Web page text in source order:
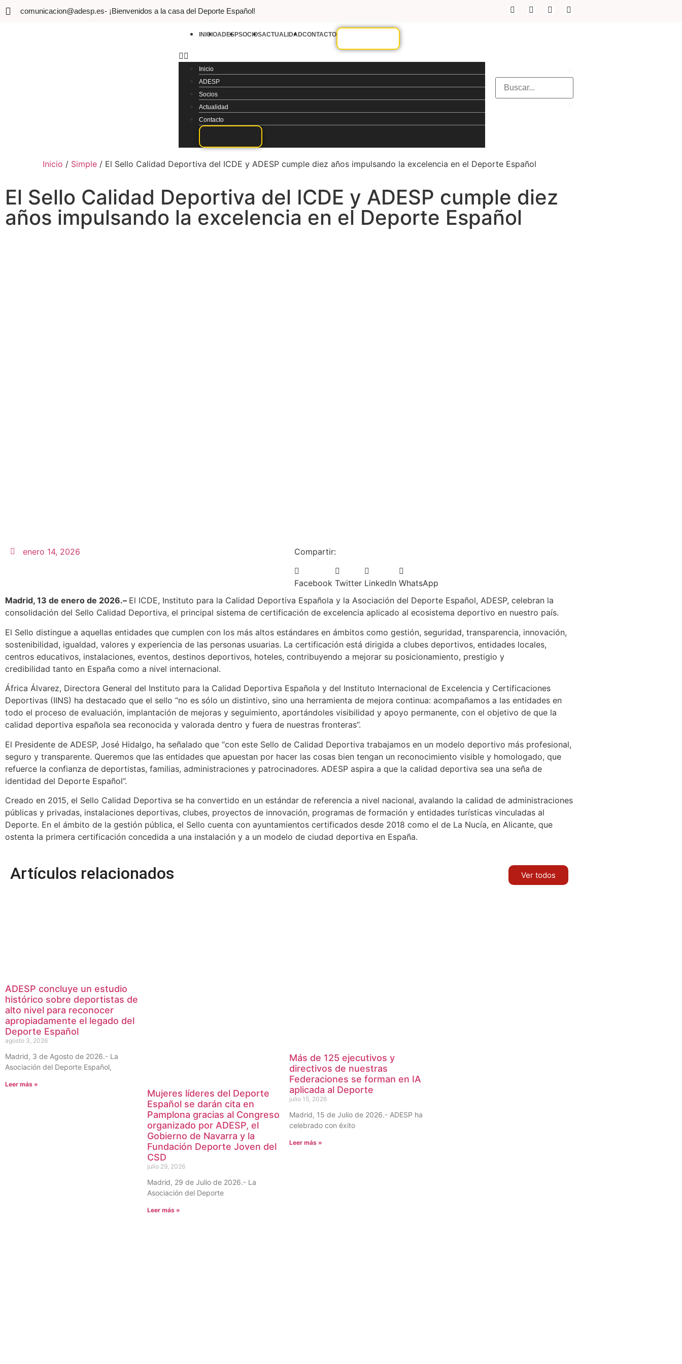
comunicacion@adesp.es- ¡Bienvenidos a la casa del Deporte Español!
INICIOADESPSOCIOSACTUALIDADCONTACTO
Inicio
ADESP
Socios
Actualidad
Contacto
Inicio / Simple/ El Sello Calidad Deportiva del ICDE y ADESP cumple diez años impulsando la excelencia en el Deporte Español
El Sello Calidad Deportiva del ICDE y ADESP cumple diez
años impulsando la excelencia en el Deporte Español
enero 14, 2026 Compartir:
Facebook Twitter LinkedIn WhatsApp
Madrid, 13 de enero de 2026.– El ICDE, Instituto para la Calidad Deportiva Española y la Asociación del Deporte Español, ADESP, celebran la
consolidación del Sello Calidad Deportiva, el principal sistema de certificación de excelencia aplicado al ecosistema deportivo en nuestro país.​
El Sello distingue a aquellas entidades que cumplen con los más altos estándares en ámbitos como gestión, seguridad, transparencia, innovación,
sostenibilidad, igualdad, valores y experiencia de las personas usuarias. La certificación está dirigida a clubes deportivos, entidades locales,
centros educativos, instalaciones, eventos, destinos deportivos, hoteles, contribuyendo a mejorar su posicionamiento, prestigio y
credibilidad tanto en España como a nivel internacional.​
África Álvarez, Directora General del Instituto para la Calidad Deportiva Española y del Instituto Internacional de Excelencia y Certificaciones
Deportivas (IINS) ha destacado que el sello “no es sólo un distintivo, sino una herramienta de mejora continua: acompañamos a las entidades en
todo el proceso de evaluación, implantación de mejoras y seguimiento, aportándoles visibilidad y apoyo permanente, con el objetivo de que la
calidad deportiva española sea reconocida y valorada dentro y fuera de nuestras fronteras”.​
El Presidente de ADESP, José Hidalgo, ha señalado que “con este Sello de Calidad Deportiva trabajamos en un modelo deportivo más profesional,
seguro y transparente. Queremos que las entidades que apuestan por hacer las cosas bien tengan un reconocimiento visible y homologado, que
refuerce la confianza de deportistas, familias, administraciones y patrocinadores. ADESP aspira a que la calidad deportiva sea una seña de
identidad del Deporte Español”.
Creado en 2015, el Sello Calidad Deportiva se ha convertido en un estándar de referencia a nivel nacional, avalando la calidad de administraciones
públicas y privadas, instalaciones deportivas, clubes, proyectos de innovación, programas de formación y entidades turísticas vinculadas al
Deporte.​ En el ámbito de la gestión pública, el Sello cuenta con ayuntamientos certificados desde 2018 como el de La Nucía, en Alicante, que
ostenta la primera certificación concedida a una instalación y a un modelo de ciudad deportiva en España.
Artículos relacionados Ver todos
ADESP concluye un estudio
histórico sobre deportistas de
alto nivel para reconocer
apropiadamente el legado del
Deporte Español
agosto 3, 2026
Madrid, 3 de Agosto de 2026.- La
Asociación del Deporte Español,
Leer más »
Mujeres líderes del Deporte
Español se darán cita en
Pamplona gracias al Congreso
organizado por ADESP, el
Gobierno de Navarra y la
Fundación Deporte Joven del
CSD
julio 29, 2026
Madrid, 29 de Julio de 2026.- La
Asociación del Deporte
Leer más »
Más de 125 ejecutivos y
directivos de nuestras
Federaciones se forman en IA
aplicada al Deporte
julio 15, 2026
Madrid, 15 de Julio de 2026.- ADESP ha
celebrado con éxito
Leer más »